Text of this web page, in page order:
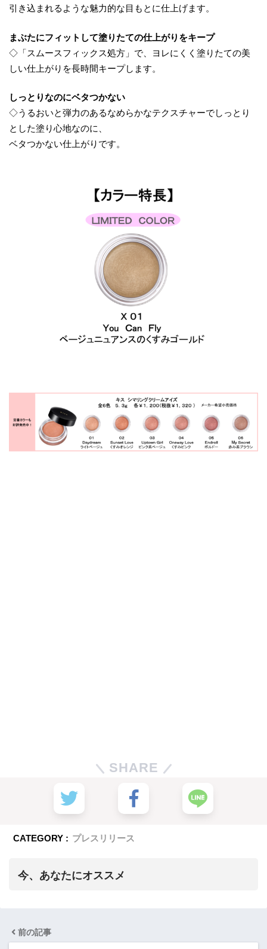
引き込まれるような魅力的な目もとに仕上げます。
まぶたにフィットして塗りたての仕上がりをキープ
◇「スムースフィックス処方」で、ヨレにくく塗りたての美
しい仕上がりを長時間キープします。
しっとりなのにベタつかない
◇うるおいと弾力のあるなめらかなテクスチャーでしっとり
とした塗り心地なのに、
ベタつかない仕上がりです。
SHARE
CATEGORY : プレスリリース
今、あなたにオススメ
前の記事